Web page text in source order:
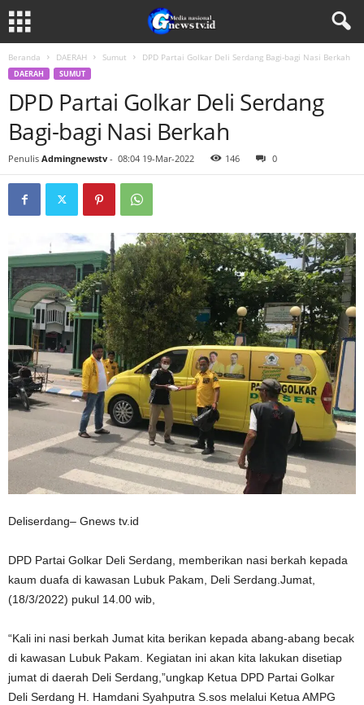
Beranda DAERAH Sumut DPD Partai Golkar Deli Serdang Bagi-bagi Nasi Berkah
DAERAH SUMUT
DPD Partai Golkar Deli Serdang
Bagi-bagi Nasi Berkah
Penulis Admingnewstv - 08:04 19-Mar-2022 146 0
Deliserdang– Gnews tv.id
DPD Partai Golkar Deli Serdang, memberikan nasi berkah kepada
kaum duafa di kawasan Lubuk Pakam, Deli Serdang.Jumat,
(18/3/2022) pukul 14.00 wib,
“Kali ini nasi berkah Jumat kita berikan kepada abang-abang becak
di kawasan Lubuk Pakam. Kegiatan ini akan kita lakukan disetiap
jumat di daerah Deli Serdang,”ungkap Ketua DPD Partai Golkar
Deli Serdang H. Hamdani Syahputra S.sos melalui Ketua AMPG